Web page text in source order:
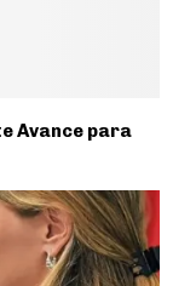
Avance para